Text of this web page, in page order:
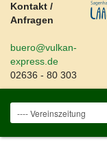
Kontakt /
Anfragen
buero@vulkan-
express.de
02636 - 80 303